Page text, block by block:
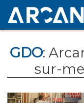
GDO:
sur-